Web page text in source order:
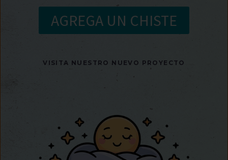
AGREGA UN CHISTE
VISITA NUESTRO NUEVO PROYECTO